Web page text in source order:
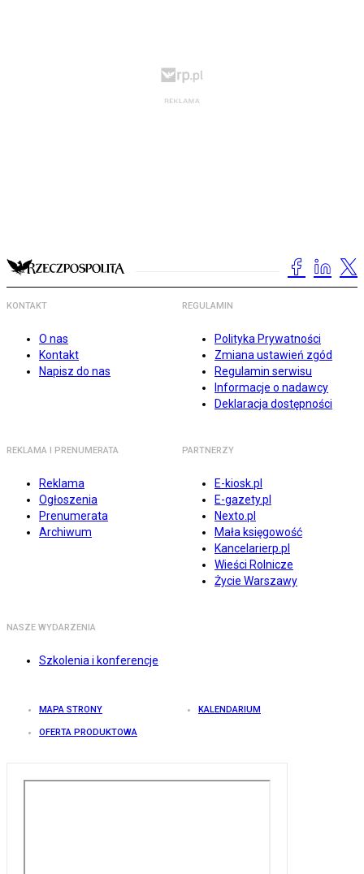
KONTAKT
O nas
Kontakt
Napisz do nas
REGULAMIN
Polityka Prywatności
Zmiana ustawień zgód
Regulamin serwisu
Informacje o nadawcy
Deklaracja dostępności
REKLAMA I PRENUMERATA
Reklama
Ogłoszenia
Prenumerata
Archiwum
PARTNERZY
E-kiosk.pl
E-gazety.pl
Nexto.pl
Mała księgowość
Kancelarierp.pl
Wieści Rolnicze
Życie Warszawy
NASZE WYDARZENIA
Szkolenia i konferencje
MAPA STRONY KALENDARIUM
OFERTA PRODUKTOWA